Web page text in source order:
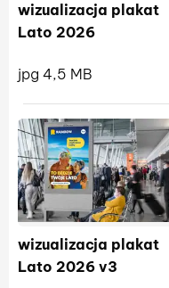
wizualizacja plakat
Lato 2026
jpg 4,5 MB
wizualizacja plakat
Lato 2026 v3